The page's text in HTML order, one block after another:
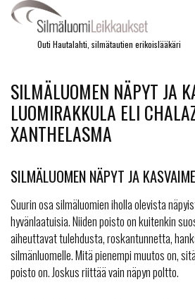
Outi Hautalahti, silmätautien erikoislääkäri
SILMÄLUOMEN NÄPYT JA
LUOMIRAKKULA ELI
XANTHELASMA
SILMÄLUOMEN NÄPYT JA
Suurin osa silmäluomien iholla olevista
hyvänlaatuisia. Niiden poisto on kuitenkin
aiheuttavat tulehdusta, roskantunnetta,
silmänluomelle. Mitä pienempi muutos on,
poisto on. Joskus riittää vain näpyn poltto.